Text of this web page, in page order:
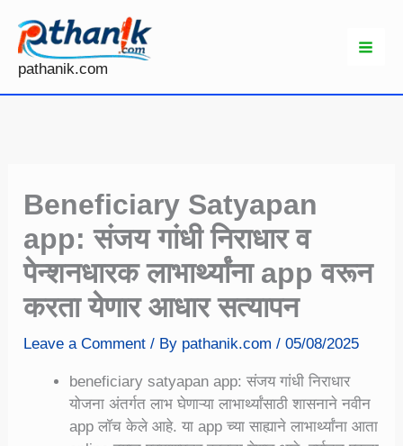
content
pathanik.com
Beneficiary Satyapan
app: संजय गांधी निराधार व
पेन्शनधारक लाभार्थ्यांना app वरून
करता येणार आधार सत्यापन
Leave a Comment / By pathanik.com/05/08/2025
beneficiary satyapan app: संजय गांधी निराधार
योजना अंतर्गत लाभ घेणाऱ्या लाभार्थ्यांसाठी शासनाने नवीन
app लाॅच केले आहे. या app च्या साह्याने लाभार्थ्यांना आता